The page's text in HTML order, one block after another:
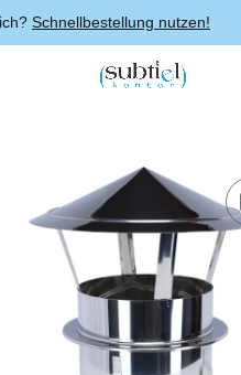
Schnellbestellung nutzen!